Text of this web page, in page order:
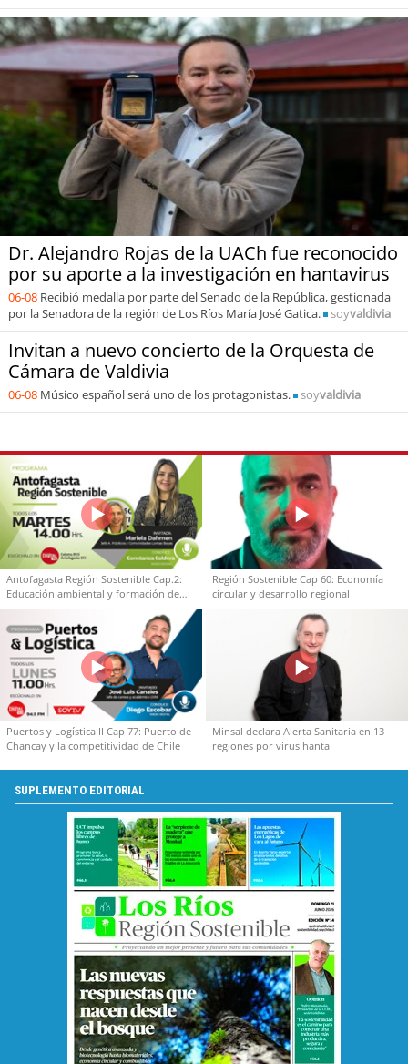
Dr. Alejandro Rojas de la UACh fue reconocido
por su aporte a la investigación en hantavirus
06-08 Recibió medalla por parte del Senado de la República, gestionada
por la Senadora de la región de Los Ríos María José Gatica.
soyvaldivia
Invitan a nuevo concierto de la Orquesta de
Cámara de Valdivia
06-08 Músico español será uno de los protagonistas. soyvaldivia
Antofagasta Región Sostenible Cap.2:
Educación ambiental y formación de
capacidades técnicas
Región Sostenible Cap 60: Economía
circular y desarrollo regional
Puertos y Logística II Cap 77: Puerto de
Chancay y la competitividad de Chile
Minsal declara Alerta Sanitaria en 13
regiones por virus hanta
SUPLEMENTO EDITORIAL